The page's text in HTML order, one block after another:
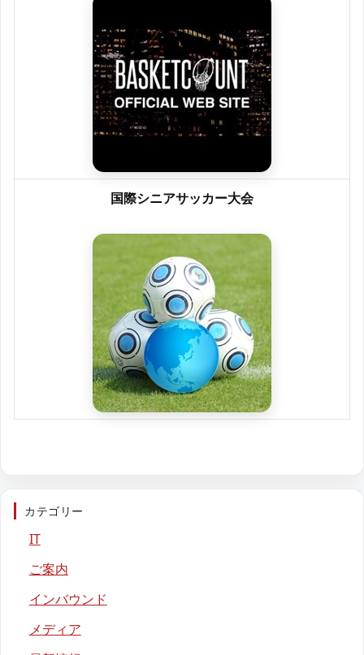
国際シニアサッカー大会
カテゴリー
IT
ご案内
インバウンド
メディア